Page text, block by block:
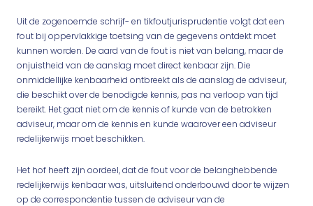
Uit de zogenoemde schrijf- en tikfoutjurisprudentie volgt dat een
fout bij oppervlakkige toetsing van de gegevens ontdekt moet
kunnen worden. De aard van de fout is niet van belang, maar de
onjuistheid van de aanslag moet direct kenbaar zijn. Die
onmiddellijke kenbaarheid ontbreekt als de aanslag de adviseur,
die beschikt over de benodigde kennis, pas na verloop van tijd
bereikt. Het gaat niet om de kennis of kunde van de betrokken
adviseur, maar om de kennis en kunde waarover een adviseur
redelijkerwijs moet beschikken.
Het hof heeft zijn oordeel, dat de fout voor de belanghebbende
redelijkerwijs kenbaar was, uitsluitend onderbouwd door te wijzen
op de correspondentie tussen de adviseur van de